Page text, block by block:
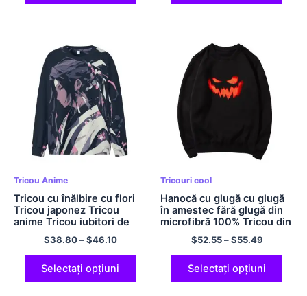
rotund
Tricou Anime
Tricou cu înălbire cu flori
Tricou japonez Tricou
anime Tricou iubitori de
anime Tricou cu gât crew
Tricou confortabil din
poliester fără glugă pentru
bărbați și femei
$38.80–$46.10
Selectați opțiuni
Tricouri cool
Hanocă cu glugă cu glugă
în amestec fără glugă din
microfibră 100% Tricou din
bumbac confortabil și
moale Tricou Ghostface
Fire Tricouri cu decolteu
pentru bărbați și femei,
multicolor
$52.55–$55.49
Selectați opțiuni